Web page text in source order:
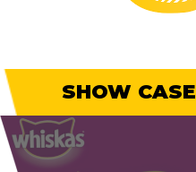
SHOW CASE